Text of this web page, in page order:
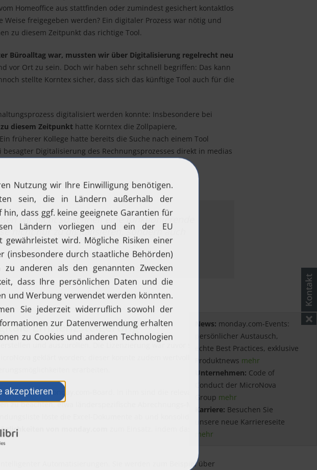
Homeoffice aus stattfinden oder zumindest gesichert kontaktlos
freigegeben werden? Ein digitaler Prozess war nötig und
zu diesem Zeitpunkt das richtige Tool.
Büroalltag war, mussten wir über Digitalisierung regelrecht neu
vor Ort zu sein. Doch wir haben sehr schnell begriffen: Das kann
stellte Korntex sicher, dass sich das künftige Tool auch für die
digitalisiert werden konnte: Insbesondere bei
zu diesem Zeitpunkt hatte Korntex die Zollpapiere,
früherer Kollege hatte bereits die Suche nach einem Tool
Digitalisierung des Rechnungsprozesses direkt in medias
wir nicht so schnell eine funktionierende
nicht nur zu digitalisieren, sondern auch
Effizienzsteigerung
erstellen und auszurollen. Die Lizenzierung war zuvor schnell und
geklärt worden; dieser konnte zudem wertvolle Tipps bei
erarbeiten.
weiteres monday.com-Board. In ihm sind die relevanten
zu beachten, etwa länderspezifische Abrechnungs-Modalitäten –
von monday.com
zum Einsatz, indem das zuständige
Automatisierungen. Sie werden zum Beispiel über
News: monday.com-Events:
persönlicher Austausch,
echte Best Practices, exklusive
Produktnews mehr
Unternehmen: Code of
Conduct der MicroNova
Group mehr
Karriere: Besuchen Sie
unsere neue Karriereseite
mehr